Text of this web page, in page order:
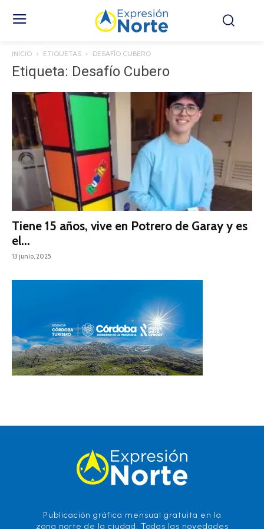
INICIO ETIQUETAS DESAFÍO CUBERO
Etiqueta: Desafío Cubero
Tiene 15 años, vive en Potrero de Garay y es
el...
13 junio, 2025
Publicación gráfica mensual gratuita en la
zona norte de la ciudad. Todas las novedades